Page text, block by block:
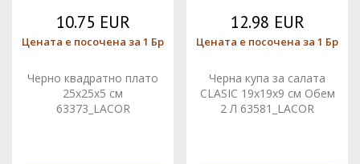
10.75 EUR
Цената е посочена за 1 Бр
Черно квадратно плато
25x25x5 см
63373_LACOR
12.98 EUR
Цената е посочена за 1 Бр
Черна купа за салата
CLASIC 19x19x9 см Обем
2 Л 63581_LACOR